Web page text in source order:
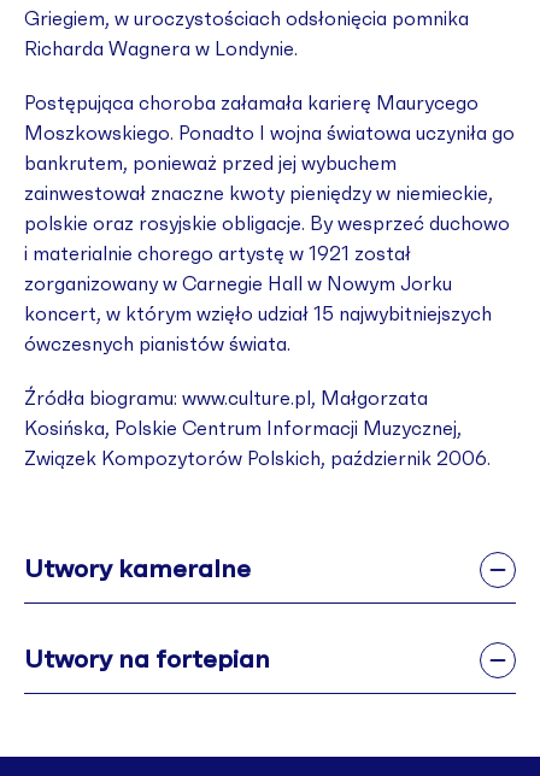
Griegiem, w uroczystościach odsłonięcia pomnika
Richarda Wagnera w Londynie.
Postępująca choroba załamała karierę Maurycego
Moszkowskiego. Ponadto I wojna światowa uczyniła go
bankrutem, ponieważ przed jej wybuchem
zainwestował znaczne kwoty pieniędzy w niemieckie,
polskie oraz rosyjskie obligacje. By wesprzeć duchowo
i materialnie chorego artystę w 1921 został
zorganizowany w Carnegie Hall w Nowym Jorku
koncert, w którym wzięło udział 15 najwybitniejszych
ówczesnych pianistów świata.
Źródła biogramu: www.culture.pl, Małgorzata
Kosińska, Polskie Centrum Informacji Muzycznej,
Związek Kompozytorów Polskich, październik 2006.
Utwory kameralne
Utwory na fortepian